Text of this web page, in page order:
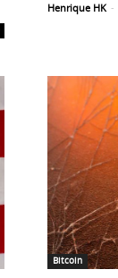
Henrique HK -
Bitcoin